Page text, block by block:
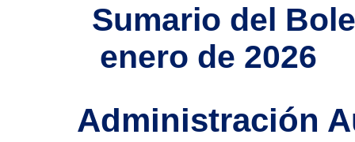
Sumario del
enero de 2026
Administración